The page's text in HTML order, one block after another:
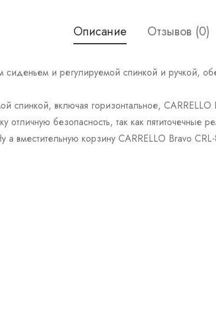
Описание Отзывов (0)
и регулируемой спинкой и ручкой,
спинкой, включая горизонтальное,
безопасность, так как
вместительную корзину CARRELLO Bravo